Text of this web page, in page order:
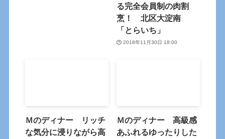
る完全会員制の肉割
烹！ 北区大淀南
「とらいち」
2018年11月30日 18:00
Ｍのディナー リッチ
な気分に浸りながら高
Ｍのディナー 高級感
あふれるゆったりした